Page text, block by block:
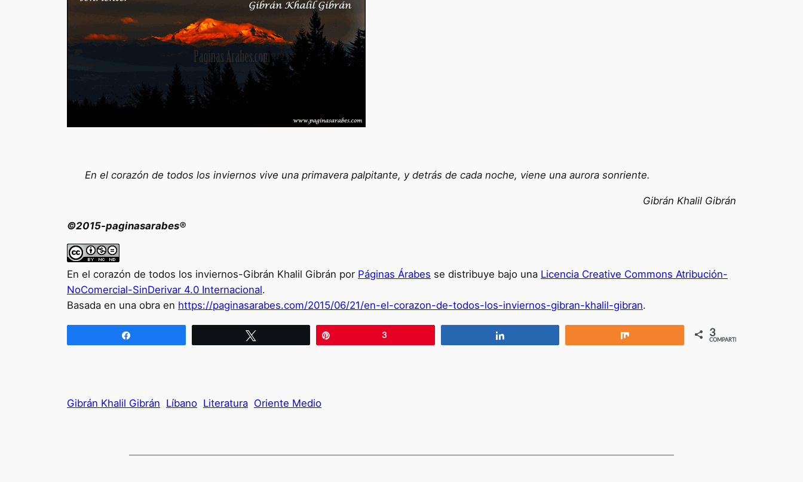
En el corazón de todos los inviernos vive una primavera palpitante, y detrás de cada noche, viene una aurora sonriente.
Gibrán Khalil Gibrán
©2015-paginasarabes®
En el corazón de todos los inviernos-Gibrán Khalil Gibrán por Páginas Árabes se distribuye bajo una Licencia Creative Commons Atribución-
NoComercial-SinDerivar 4.0 Internacional.
Basada en una obra en https://paginasarabes.com/2015/06/21/en-el-corazon-de-todos-los-inviernos-gibran-khalil-gibran.
3 3
COMPARTIR
Gibrán Khalil Gibrán Líbano Literatura Oriente Medio